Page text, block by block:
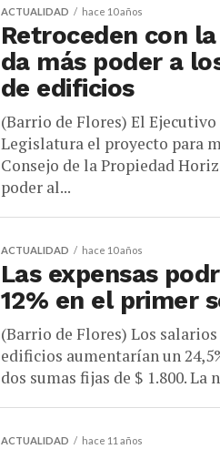
ACTUALIDAD hace 10 años
Retroceden con
da más poder a
de edificios
(Barrio de Flores) El
Legislatura el proyecto para
Consejo de la Propiedad
poder al...
ACTUALIDAD hace 10 años
Las expensas
12% en el primer
(Barrio de Flores) Los
edificios aumentarían un
dos sumas fijas de $ 1.800. La
ACTUALIDAD hace 11 años